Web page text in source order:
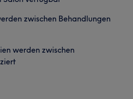
und anderen
zwischen Behandlungen
werden zwischen